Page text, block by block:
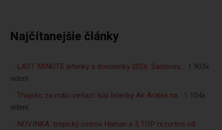
Najčítanejšie články
LAST MINUTE letenky a dovolenky 2026: Santorini,… 1 903x
videní
Thajsko za málo peňazí: kúp letenky Air Arabia na… 1 104x
videní
NOVINKA: tropický ostrov Hainan s 5 TOP rezortmi od